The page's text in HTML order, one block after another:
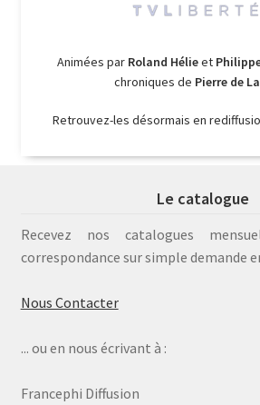
Animées par Roland Hélieet
chroniques de Pierre de
Retrouvez-les désormais en
Le catalogue
Recevez nos catalogues
correspondance sur simple demande
Nous Contacter
... ou en nous écrivant à :
Francephi Diffusion